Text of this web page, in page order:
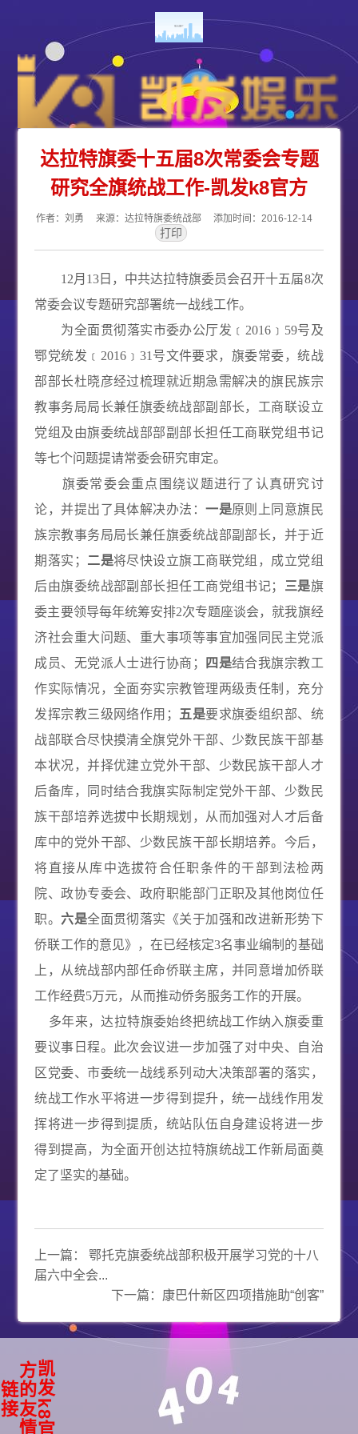
达拉特旗委十五届8次常委会专题
研究全旗统战工作-凯发k8官方
作者：刘勇 来源：达拉特旗委统战部 添加时间：2016-12-14
12月 13日，中共达拉特旗委员会召开十五届8次
常委会议专题研究部署统一战线工作。
为全面贯彻落实市委办公厅发﹝ 2016﹞ 59号及
鄂党统发﹝ 2016﹞ 31 号文件要求， 旗委常委，统战
部部长杜晓彦经过梳理就近期急需解决的旗民族宗
教事务局局长兼任旗委统战部副部长，工商联设立
党组及由旗委统战部部副部长担任工商联党组书记
等七个问题提请常委会研究审定。
旗委常委会重点围绕议题进行了认真研究讨
论，并提出了具体解决办法：一是原则上同意旗民
族宗教事务局局长兼任旗委统战部副部长，并于近
期落实； 二是将尽快设立旗工商联党组，成立党组
后由旗委统战部副部长担任工商党组书记；
三是旗
委主要领导每年统筹安排2次专题座谈会，就我旗经
济社会重大问题、重大事项等事宜加强同民主党派
成员、无党派人士进行协商；
四是结合我旗宗教工
作实际情况，全面夯实宗教管理两级责任制，充分
发挥宗教三级网络作用；
五是要求旗委组织部、统
战部联合尽快摸清全旗党外干部、少数民族干部基
本状况，并择优建立党外干部、少数民族干部人才
后备库，同时结合我旗实际制定党外干部、少数民
族干部培养选拔中长期规划，从而加强对人才后备
库中的党外干部、少数民族干部长期培养。今后，
将直接从库中选拔符合任职条件的干部到法检两
院、政协专委会、政府职能部门正职及其他岗位任
职。 六是全面贯彻落实《关于加强和改进新形势下
侨联工作的意见》，在已经核定3名事业编制的基础
上，从统战部内部任命侨联主席，并同意增加侨联
工作经费5万元，从而推动侨务服务工作的开展。
多年来，达拉特旗委始终把统战工作纳入旗委重
要议事日程。此次会议进一步加强了对中央、自治
区党委、市委统一战线系列动大决策部署的落实，
统战工作水平将进一步得到提升，统一战线作用发
挥将进一步得到提质，统站队伍自身建设将进一步
得到提高，为全面开创达拉特旗统战工作新局面奠
定了坚实的基础。
上一篇：鄂托克旗委统战部积极开展学习党的十八
届六中全会...
下一篇： 康巴什新区四项措施助“创客”
凯
k
8
官
方
友
情